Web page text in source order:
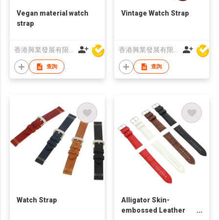
Vegan material watch
strap
香港興業發展有限公司
查詢
Vintage Watch Strap
香港興業發展有限公司
查詢
Watch Strap
Alligator Skin-
embossed Leather